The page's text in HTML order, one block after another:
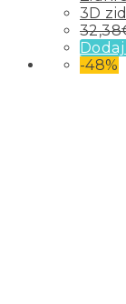
3D
32,38
-48%